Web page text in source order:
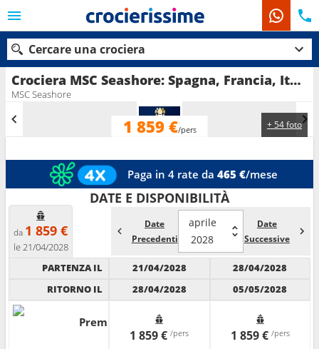
Crociera MSC Seashore: Spagna, Francia, Italia, Malta in partenza da La Valletta - Malta -
MSC Seashore
+ 54 foto
1 859 €/pers
Paga in 4 rate da 465 €/mese
DATE E DISPONIBILITÀ
da 1 859 €
le 21/04/2028
Date
Precedenti
aprile
2028
Date
Successive
PARTENZA IL
RITORNO IL
Premium
21/04/2028
28/04/2028
1 859 € /pers
28/04/2028
05/05/2028
1 859 € /pers
Cercare una crociera
Le nostre destinazioni
Mesi di partenza
Porti Compagnie
Ricerca